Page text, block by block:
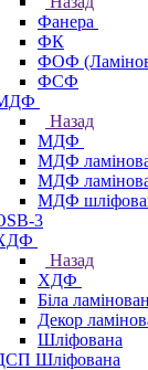
Фанера
ФК
ФОФ
ФСФ
Назад
МДФ
МДФ
МДФ
МДФ
3
Назад
ХДФ
Біла
Декор
Шліфована
Шліфована